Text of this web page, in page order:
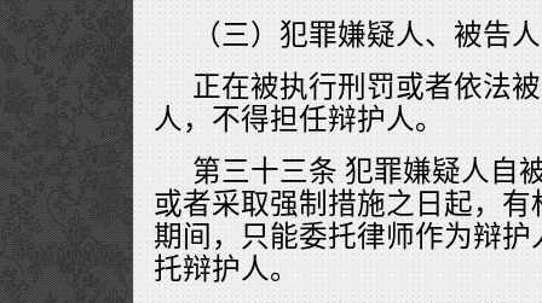
（三）犯罪嫌疑人、被告
正在被执行刑罚或者依法
人，不得担任辩护人。
第三十三条 犯罪嫌疑人自
或者采取强制措施之日起，
期间，只能委托律师作为辩
托辩护人。